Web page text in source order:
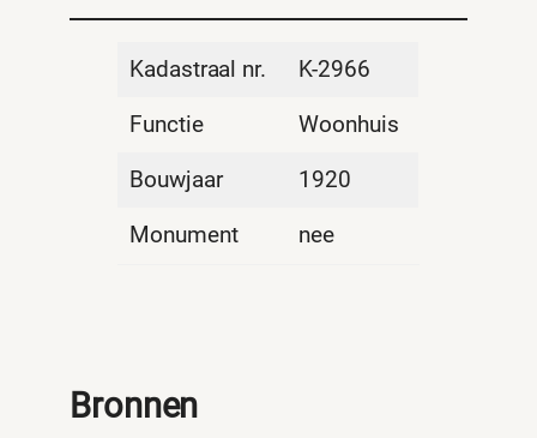
Kadastraal nr. K-2966
Functie Woonhuis
Bouwjaar 1920
Monument nee
Bronnen